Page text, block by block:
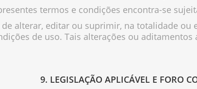
termos e condições encontra-se
alterar, editar ou suprimir, na totalidade ou
de uso. Tais alterações ou
9. LEGISLAÇÃO APLICÁVEL E FORO